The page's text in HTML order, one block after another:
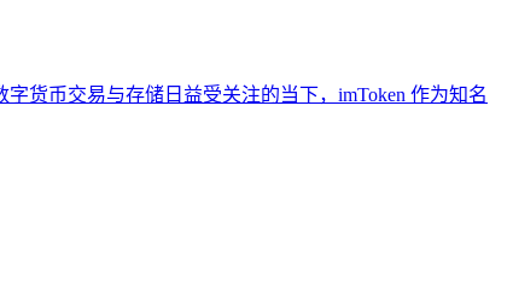
货币交易与存储日益受关注的当下，imToken 作为知名